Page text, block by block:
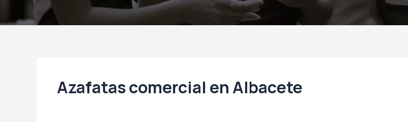
Azafatas comercial en Albacete